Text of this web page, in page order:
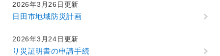
2026年3月26日更新
日田市地域防災計画
2026年3月24日更新
り災証明書の申請手続